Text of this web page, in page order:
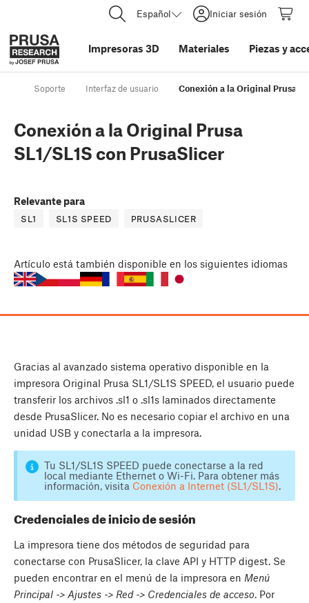
Español Iniciar sesión
Impresoras 3D Materiales Piezas y
Soporte Interfaz de usuario Conexión a la Original Prusa
Conexión a la Original Prusa
SL1/SL1S con PrusaSlicer
Relevante para
SL1 SL1S SPEED PRUSASLICER
Artículo está también disponible en los siguientes idiomas
Gracias al avanzado sistema operativo disponible en la
impresora Original Prusa SL1/SL1S SPEED, el usuario puede
transferir los archivos .sl1 o .sl1s laminados directamente
desde PrusaSlicer. No es necesario copiar el archivo en una
unidad USB y conectarla a la impresora.
Tu SL1/SL1S SPEED puede conectarse a la red
local mediante Ethernet o Wi-Fi. Para obtener más
información, visita Conexión a Internet (SL1/SL1S).
Credenciales de inicio de sesión
La impresora tiene dos métodos de seguridad para
conectarse con PrusaSlicer, la clave API y HTTP digest. Se
pueden encontrar en el menú de la impresora en Menú
Principal -> Ajustes -> Red -> Credenciales de acceso. Por